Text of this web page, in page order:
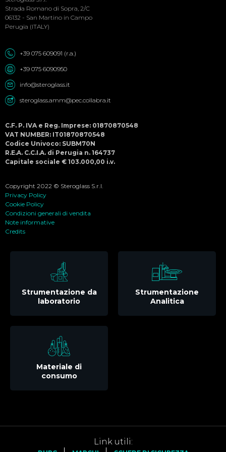
Strada Romano di Sopra, 2/C
06132 - San Martino in Campo
Perugia (ITALY)
+39 075 609091 (r.a.)
+39 075 6090950
info@steroglass.it
steroglass.amm@pec.collabra.it
C.F. P. IVA e Reg. Imprese: 01870870548
VAT NUMBER: IT01870870548
Codice Univoco: SUBM70N
R.E.A. C.C.I.A. di Perugia n. 164737
Capitale sociale € 103.000,00 i.v.
Copyright 2022 © Steroglass S.r.l.
Privacy Policy
Cookie Policy
Condizioni generali di vendita
Note informative
Credits
Strumentazione da
laboratorio
Strumentazione
Analitica
Materiale di
consumo
Link utili: